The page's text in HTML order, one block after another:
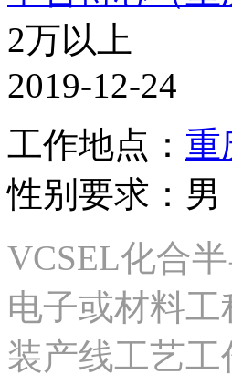
2万以上
2019-12-24
工作地点： 重
性别要求：男
VCSEL化合
电子或材料
装产线工艺